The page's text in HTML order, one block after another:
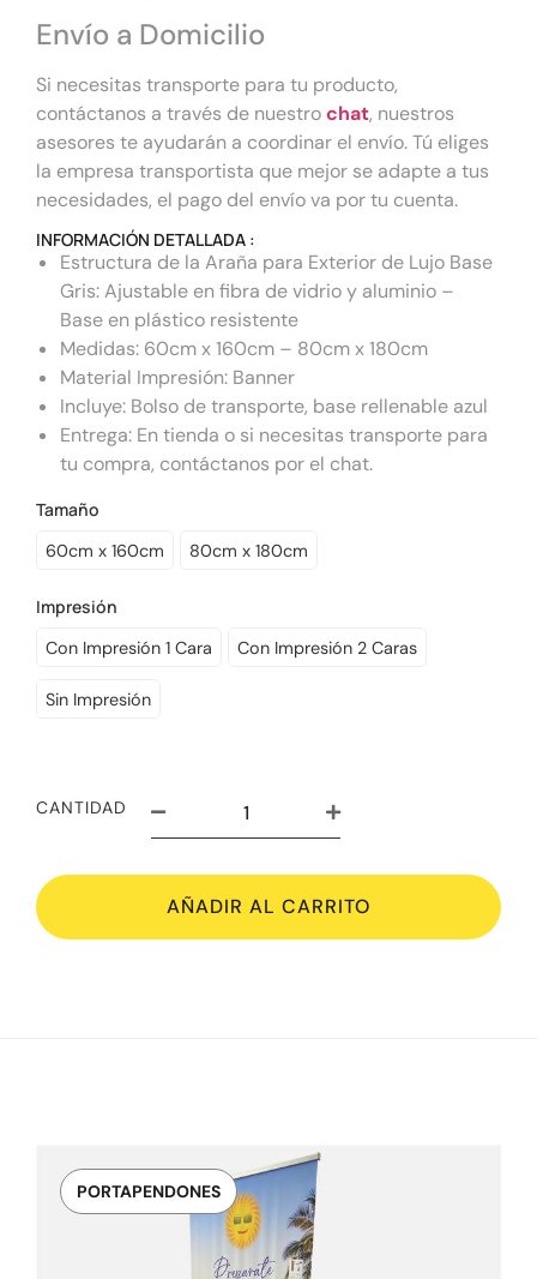
Envío a Domicilio
Si necesitas transporte para tu producto,
contáctanos a través de nuestrochat, nuestros
asesores te ayudarán a coordinar el envío. Tú eliges
la empresa transportista que mejor se adapte a tus
necesidades, el pago del envío va por tu cuenta.
INFORMACIÓN DETALLADA :
Estructura de la Araña para Exterior de Lujo Base
Gris: Ajustable en fibra de vidrio y aluminio –
Base en plástico resistente
Medidas: 60cm x 160cm – 80cm x 180cm
Material Impresión: Banner
Incluye: Bolso de transporte, base rellenable azul
Entrega: En tienda o si necesitas transporte para
tu compra, contáctanos por el chat.
Tamaño
60cm x 160cm 80cm x 180cm
Impresión
Con Impresión 1 Cara Con Impresión 2 Caras
Sin Impresión
CANTIDAD
AÑADIR AL CARRITO
PORTAPENDONES